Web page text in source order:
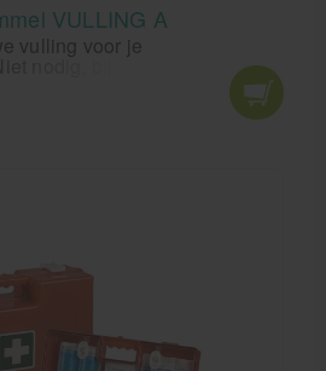
VULLING A
vulling voor je
nodig, bij ons krijg je direct